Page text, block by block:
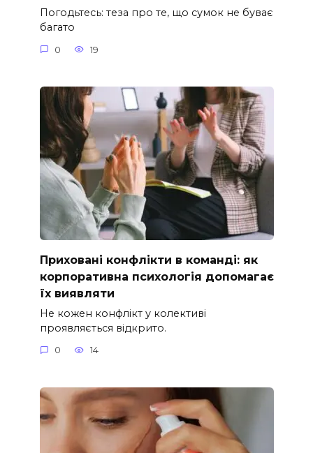
Погодьтесь: теза про те, що сумок не буває
багато
0 19
Приховані конфлікти в команді: як
корпоративна психологія допомагає
їх виявляти
Не кожен конфлікт у колективі
проявляється відкрито.
0 14